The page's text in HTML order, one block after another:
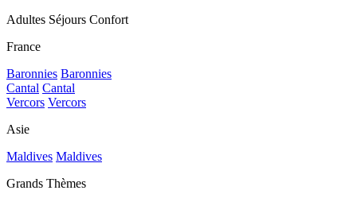
Adultes Séjours Confort
France
Baronnies Baronnies
Cantal Cantal
Vercors Vercors
Asie
Maldives Maldives
Grands Thèmes